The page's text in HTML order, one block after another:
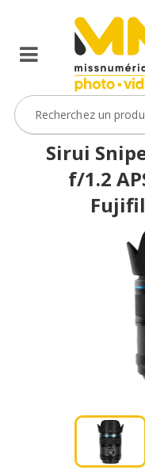
le
ObjectifFiltre5
VOIR L'OFFRE
Sirui
f/1.2